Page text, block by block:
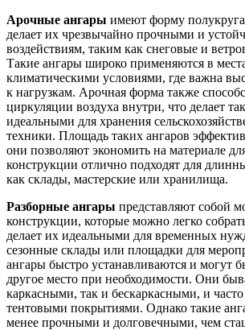
Арочные ангары имеют форму
делает их чрезвычайно прочными и
воздействиям, таким как снеговые и
Такие ангары широко применяются в
климатическими условиями, где важна
к нагрузкам. Арочная форма также
циркуляции воздуха внутри, что делает
идеальными для хранения
техники. Площадь таких ангаров
они позволяют экономить на материале
конструкции отлично подходят для
как склады, мастерские или хранилища.
Разборные ангары представляют собой
конструкции, которые можно легко
делает их идеальными для временных
сезонные склады или площадки для
ангары быстро устанавливаются и могут
другое место при необходимости. Они
каркасными, так и бескаркасными, и
тентовыми покрытиями. Однако такие
менее прочными и долговечными, чем